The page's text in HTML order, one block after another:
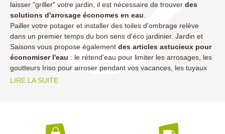
(7 avis)
laisser "griller" votre jardin, il est nécessaire de trouver des
solutions d'arrosage économes en eau
Pailler votre potager et installer des toiles d'ombrage relève
dans un premier temps du bon sens d'éco jardinier. Jardin et
Saisons vous propose également des articles astucieux pour
économiser l'eau : le rétend'eau pour limiter les arrosages, les
goutteurs Iriso pour arroser pendant vos vacances, les tuyaux
LIRE LA SUITE